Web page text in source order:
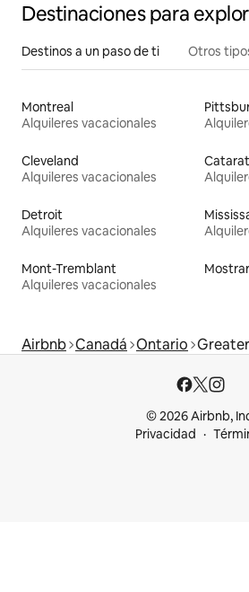
Destinaciones para
Destinos a un paso de ti Otros
Montreal
Alquileres vacacionales
Cleveland
Alquileres vacacionales
Detroit
Alquileres vacacionales
Mont-Tremblant
Alquileres vacacionales
Airbnb Canadá Ontario
© 2026 Airbnb,
Privacidad